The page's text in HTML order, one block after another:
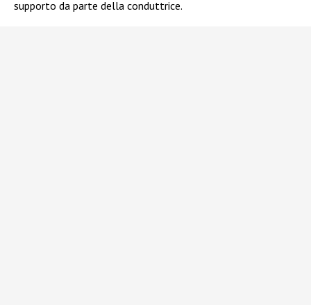
supporto da parte della conduttrice.